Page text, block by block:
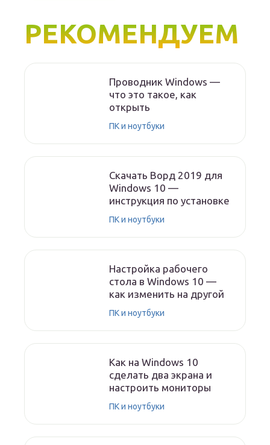
РЕКОМЕНДУЕМ
Проводник Windows —
что это такое, как
открыть
ПК и ноутбуки
Скачать Ворд 2019 для
Windows 10 —
инструкция по установке
ПК и ноутбуки
Настройка рабочего
стола в Windows 10 —
как изменить на другой
ПК и ноутбуки
Как на Windows 10
сделать два экрана и
настроить мониторы
ПК и ноутбуки